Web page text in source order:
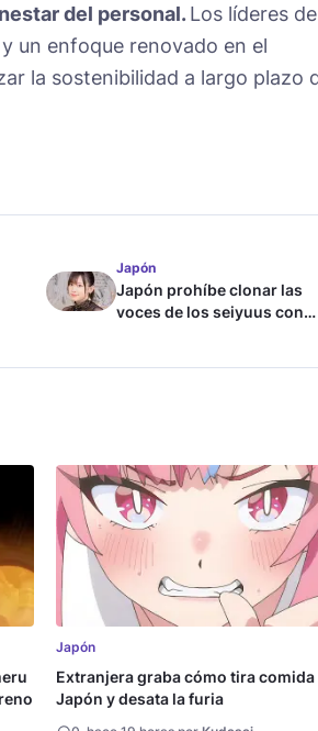
del personal.Los líderes
un enfoque renovado en el
la sostenibilidad a largo plazo
Japón
Japón prohíbe clonar las
voces de los seiyuus con
Japón
Extranjera graba cómo tira comida
Japón y desata la furia